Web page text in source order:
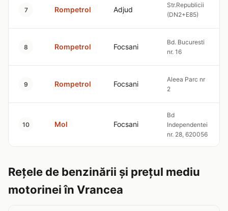
7 Rompetrol Adjud
Str.Republicii
(DN2+E85)
8 Rompetrol Focsani
Bd. Bucuresti
nr. 16
9 Rompetrol Focsani
Aleea Parc nr
2
10 Mol Focsani
Bd
Independentei
nr. 28, 620056
Rețele de benzinării și prețul mediu
motorinei în Vrancea